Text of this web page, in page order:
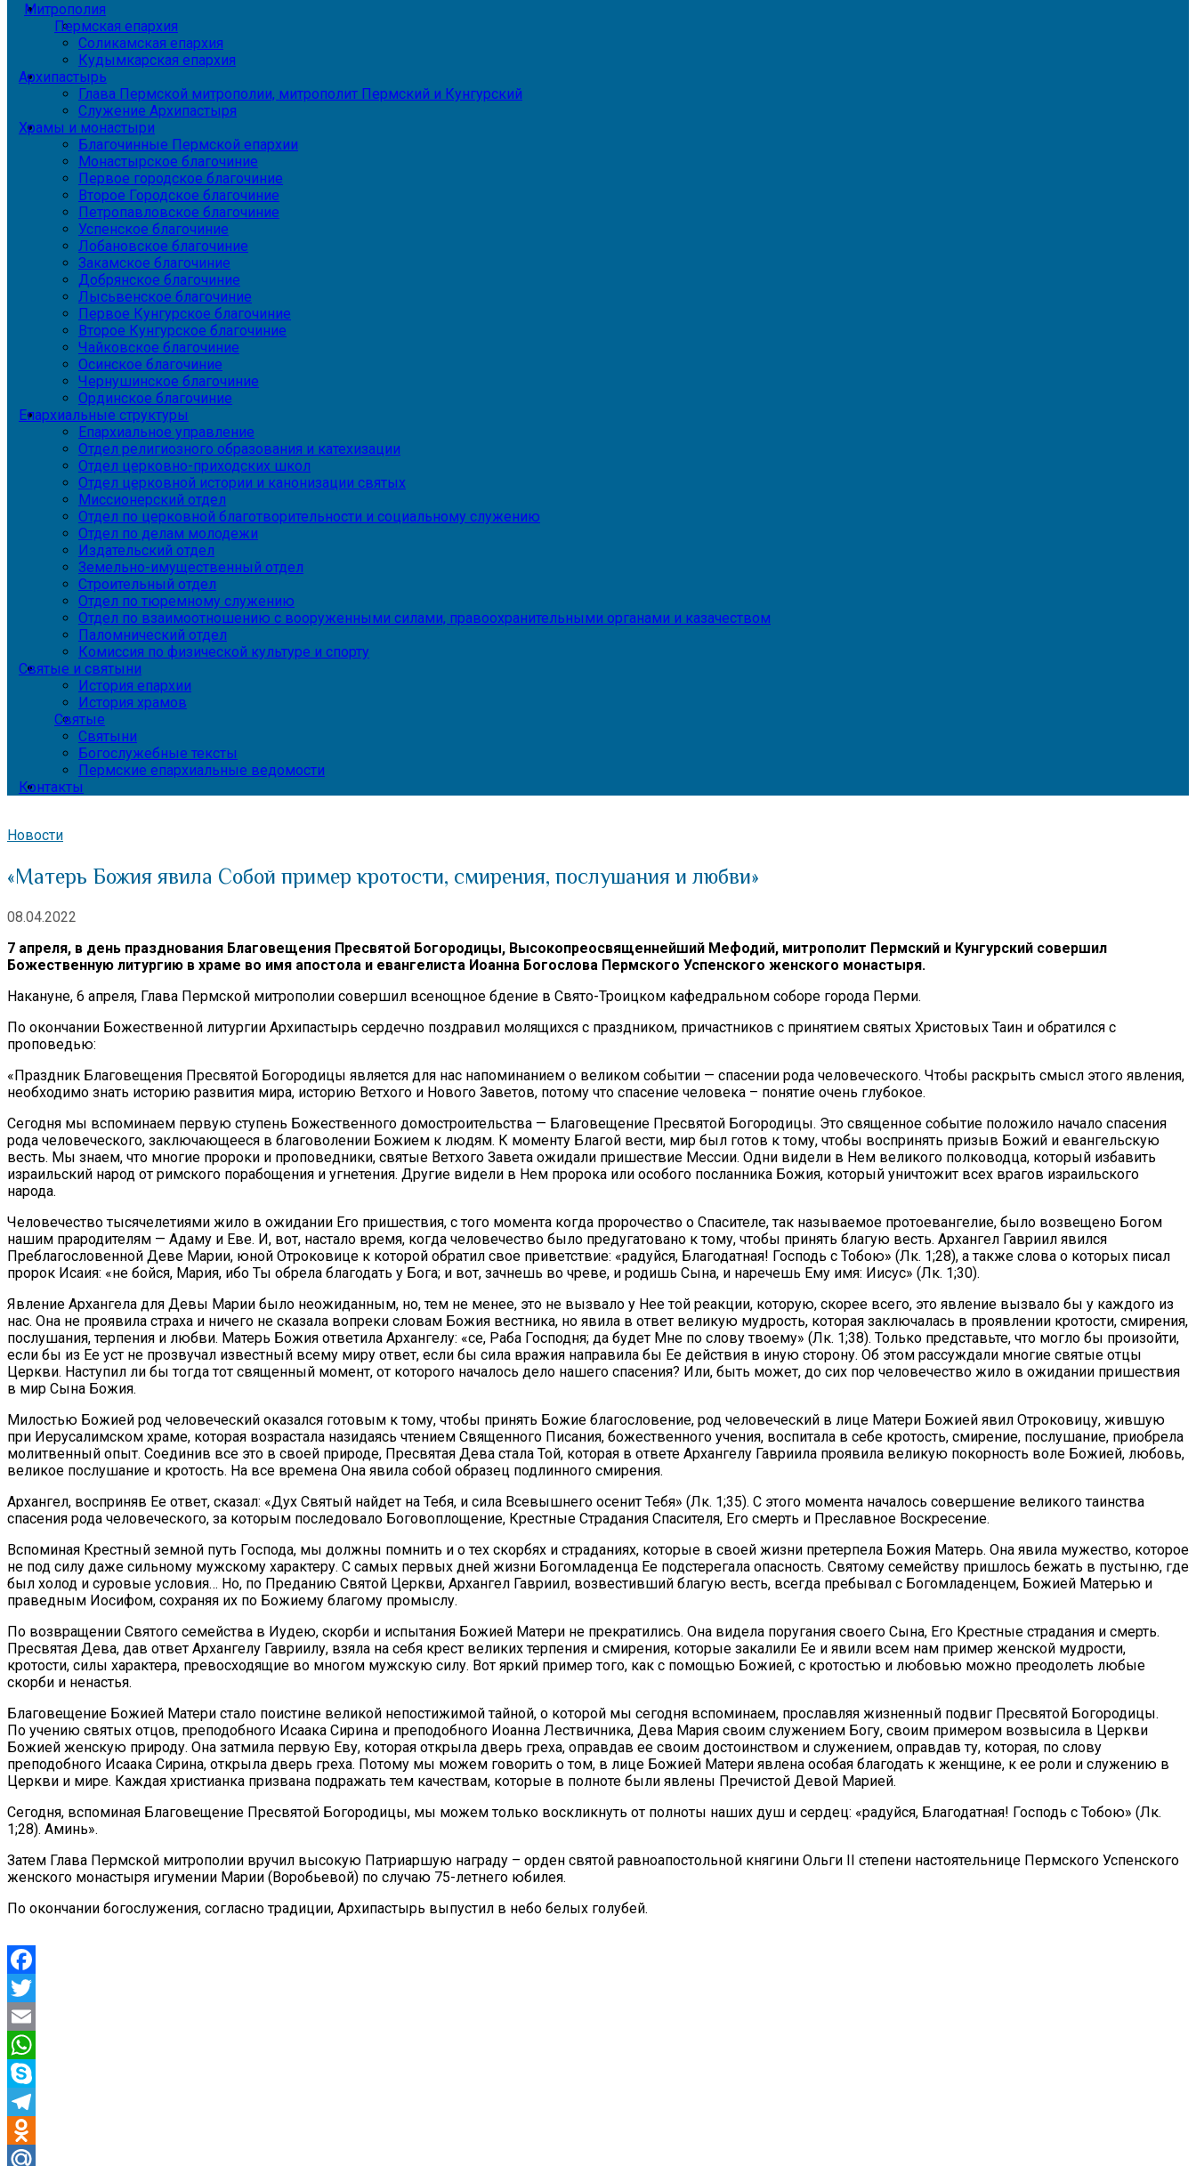
Митрополия
Пермская епархия
Соликамская епархия
Кудымкарская епархия
Архипастырь
Глава Пермской митрополии, митрополит Пермский и Кунгурский
Служение Архипастыря
Храмы и монастыри
Благочинные Пермской епархии
Монастырское благочиние
Первое городское благочиние
Второе Городское благочиние
Петропавловское благочиние
Успенское благочиние
Лобановское благочиние
Закамское благочиние
Добрянское благочиние
Лысьвенское благочиние
Первое Кунгурское благочиние
Второе Кунгурское благочиние
Чайковское благочиние
Осинское благочиние
Чернушинское благочиние
Ординское благочиние
Епархиальные структуры
Епархиальное управление
Отдел религиозного образования и катехизации
Отдел церковно-приходских школ
Отдел церковной истории и канонизации святых
Миссионерский отдел
Отдел по церковной благотворительности и социальному служению
Отдел по делам молодежи
Издательский отдел
Земельно-имущественный отдел
Строительный отдел
Отдел по тюремному служению
Отдел по взаимоотношению с вооруженными силами, правоохранительными органами и казачеством
Паломнический отдел
Комиссия по физической культуре и спорту
Святые и святыни
История епархии
История храмов
Святые
Святыни
Богослужебные тексты
Пермские епархиальные ведомости
Контакты
Новости
«Матерь Божия явила Собой пример кротости, смирения, послушания и любви»
08.04.2022
7 апреля, в день празднования Благовещения Пресвятой Богородицы, Высокопреосвященнейший Мефодий, митрополит Пермский и Кунгурский совершил
Божественную литургию в храме во имя апостола и евангелиста Иоанна Богослова Пермского Успенского женского монастыря.
Накануне, 6 апреля, Глава Пермской митрополии совершил всенощное бдение в Свято-Троицком кафедральном соборе города Перми.
По окончании Божественной литургии Архипастырь сердечно поздравил молящихся с праздником, причастников с принятием святых Христовых Таин и обратился с
проповедью:
«Праздник Благовещения Пресвятой Богородицы является для нас напоминанием о великом событии — спасении рода человеческого. Чтобы раскрыть смысл этого явления,
необходимо знать историю развития мира, историю Ветхого и Нового Заветов, потому что спасение человека – понятие очень глубокое.
Сегодня мы вспоминаем первую ступень Божественного домостроительства — Благовещение Пресвятой Богородицы. Это священное событие положило начало спасения
рода человеческого, заключающееся в благоволении Божием к людям. К моменту Благой вести, мир был готов к тому, чтобы воспринять призыв Божий и евангельскую
весть. Мы знаем, что многие пророки и проповедники, святые Ветхого Завета ожидали пришествие Мессии. Одни видели в Нем великого полководца, который избавить
израильский народ от римского порабощения и угнетения. Другие видели в Нем пророка или особого посланника Божия, который уничтожит всех врагов израильского
народа.
Человечество тысячелетиями жило в ожидании Его пришествия, с того момента когда пророчество о Спасителе, так называемое протоевангелие, было возвещено Богом
нашим прародителям — Адаму и Еве. И, вот, настало время, когда человечество было предугатовано к тому, чтобы принять благую весть. Архангел Гавриил явился
Преблагословенной Деве Марии, юной Отроковице к которой обратил свое приветствие: «радуйся, Благодатная! Господь с Тобою» (Лк. 1;28), а также слова о которых писал
пророк Исаия: «не бойся, Мария, ибо Ты обрела благодать у Бога; и вот, зачнешь во чреве, и родишь Сына, и наречешь Ему имя: Иисус» (Лк. 1;30).
Явление Архангела для Девы Марии было неожиданным, но, тем не менее, это не вызвало у Нее той реакции, которую, скорее всего, это явление вызвало бы у каждого из
нас. Она не проявила страха и ничего не сказала вопреки словам Божия вестника, но явила в ответ великую мудрость, которая заключалась в проявлении кротости, смирения,
послушания, терпения и любви. Матерь Божия ответила Архангелу: «се, Раба Господня; да будет Мне по слову твоему» (Лк. 1;38). Только представьте, что могло бы произойти,
если бы из Ее уст не прозвучал известный всему миру ответ, если бы сила вражия направила бы Ее действия в иную сторону. Об этом рассуждали многие святые отцы
Церкви. Наступил ли бы тогда тот священный момент, от которого началось дело нашего спасения? Или, быть может, до сих пор человечество жило в ожидании пришествия
в мир Сына Божия.
Милостью Божией род человеческий оказался готовым к тому, чтобы принять Божие благословение, род человеческий в лице Матери Божией явил Отроковицу, жившую
при Иерусалимском храме, которая возрастала назидаясь чтением Священного Писания, божественного учения, воспитала в себе кротость, смирение, послушание, приобрела
молитвенный опыт. Соединив все это в своей природе, Пресвятая Дева стала Той, которая в ответе Архангелу Гавриила проявила великую покорность воле Божией, любовь,
великое послушание и кротость. На все времена Она явила собой образец подлинного смирения.
Архангел, восприняв Ее ответ, сказал: «Дух Святый найдет на Тебя, и сила Всевышнего осенит Тебя» (Лк. 1;35). С этого момента началось совершение великого таинства
спасения рода человеческого, за которым последовало Боговоплощение, Крестные Страдания Спасителя, Его смерть и Преславное Воскресение.
Вспоминая Крестный земной путь Господа, мы должны помнить и о тех скорбях и страданиях, которые в своей жизни претерпела Божия Матерь. Она явила мужество, которое
не под силу даже сильному мужскому характеру. С самых первых дней жизни Богомладенца Ее подстерегала опасность. Святому семейству пришлось бежать в пустыню, где
был холод и суровые условия… Но, по Преданию Святой Церкви, Архангел Гавриил, возвестивший благую весть, всегда пребывал с Богомладенцем, Божией Матерью и
праведным Иосифом, сохраняя их по Божиему благому промыслу.
По возвращении Святого семейства в Иудею, скорби и испытания Божией Матери не прекратились. Она видела поругания своего Сына, Его Крестные страдания и смерть.
Пресвятая Дева, дав ответ Архангелу Гавриилу, взяла на себя крест великих терпения и смирения, которые закалили Ее и явили всем нам пример женской мудрости,
кротости, силы характера, превосходящие во многом мужскую силу. Вот яркий пример того, как с помощью Божией, с кротостью и любовью можно преодолеть любые
скорби и ненастья.
Благовещение Божией Матери стало поистине великой непостижимой тайной, о которой мы сегодня вспоминаем, прославляя жизненный подвиг Пресвятой Богородицы.
По учению святых отцов, преподобного Исаака Сирина и преподобного Иоанна Лествичника, Дева Мария своим служением Богу, своим примером возвысила в Церкви
Божией женскую природу. Она затмила первую Еву, которая открыла дверь греха, оправдав ее своим достоинством и служением, оправдав ту, которая, по слову
преподобного Исаака Сирина, открыла дверь греха. Потому мы можем говорить о том, в лице Божией Матери явлена особая благодать к женщине, к ее роли и служению в
Церкви и мире. Каждая христианка призвана подражать тем качествам, которые в полноте были явлены Пречистой Девой Марией.
Сегодня, вспоминая Благовещение Пресвятой Богородицы, мы можем только воскликнуть от полноты наших душ и сердец: «радуйся, Благодатная! Господь с Тобою» (Лк.
1;28). Аминь».
Затем Глава Пермской митрополии вручил высокую Патриаршую награду – орден святой равноапостольной княгини Ольги II степени настоятельнице Пермского Успенского
женского монастыря игумении Марии (Воробьевой) по случаю 75-летнего юбилея.
По окончании богослужения, согласно традиции, Архипастырь выпустил в небо белых голубей.
Facebook
Twitter
Email
WhatsApp
Skype
Telegram
Odnoklassniki